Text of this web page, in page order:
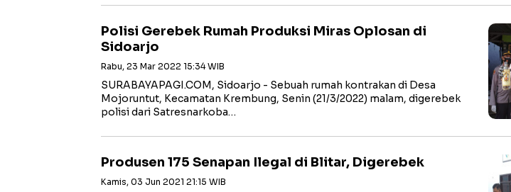
Polisi Gerebek Rumah Produksi Miras Oplosan di
Sidoarjo
Rabu, 23 Mar 2022 15:34 WIB
SURABAYAPAGI.COM, Sidoarjo - Sebuah rumah kontrakan di Desa
Mojoruntut, Kecamatan Krembung, Senin (21/3/2022) malam, digerebek
polisi dari Satresnarkoba…
Produsen 175 Senapan Ilegal di Blitar, Digerebek
Kamis, 03 Jun 2021 21:15 WIB